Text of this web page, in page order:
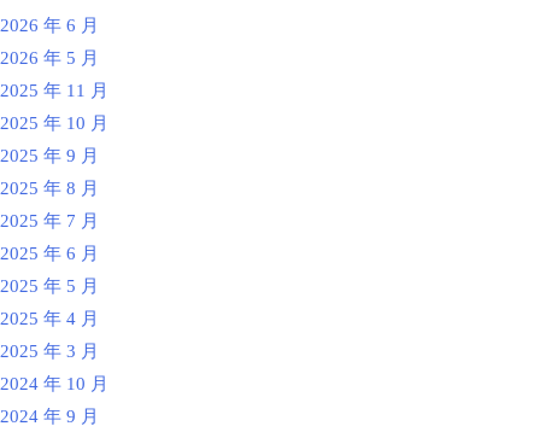
2026 年 6 月
2026 年 5 月
2025 年 11 月
2025 年 10 月
2025 年 9 月
2025 年 8 月
2025 年 7 月
2025 年 6 月
2025 年 5 月
2025 年 4 月
2025 年 3 月
2024 年 10 月
2024 年 9 月